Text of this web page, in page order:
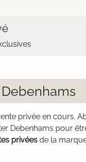
privée en cours.
Debenhams pour
privées de la